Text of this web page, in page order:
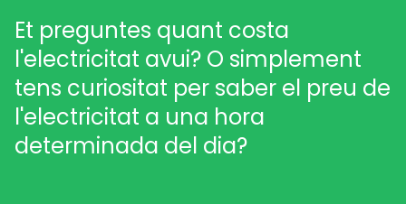
Et preguntes quant costa
l'electricitat avui? O simplement
tens curiositat per saber el preu de
l'electricitat a una hora
determinada del dia?